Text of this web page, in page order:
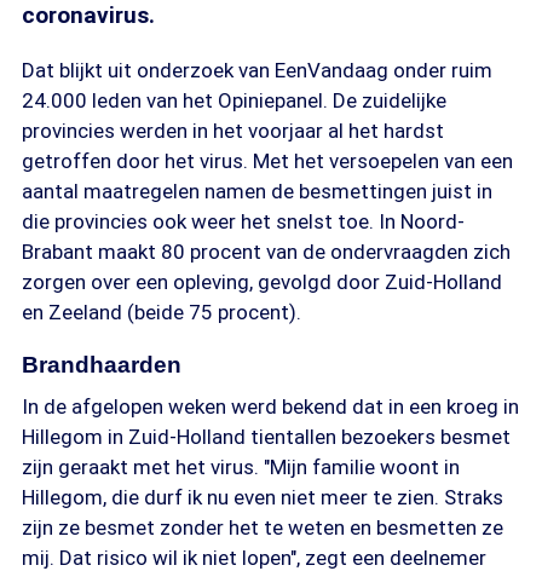
coronavirus.
Dat blijkt uit onderzoek van EenVandaag onder ruim
24.000 leden van het Opiniepanel. De zuidelijke
provincies werden in het voorjaar al het hardst
getroffen door het virus. Met het versoepelen van een
aantal maatregelen namen de besmettingen juist in
die provincies ook weer het snelst toe. In Noord-
Brabant maakt 80 procent van de ondervraagden zich
zorgen over een opleving, gevolgd door Zuid-Holland
en Zeeland (beide 75 procent).
Brandhaarden
In de afgelopen weken werd bekend dat in een kroeg in
Hillegom in Zuid-Holland tientallen bezoekers besmet
zijn geraakt met het virus. "Mijn familie woont in
Hillegom, die durf ik nu even niet meer te zien. Straks
zijn ze besmet zonder het te weten en besmetten ze
mij. Dat risico wil ik niet lopen", zegt een deelnemer